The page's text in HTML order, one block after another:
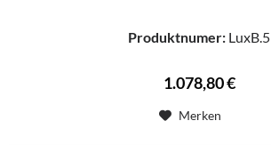
Produktnumer: LuxB.5
1.078,80 €
Merken